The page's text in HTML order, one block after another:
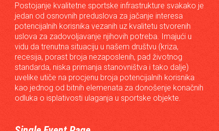
Postojanje kvalitetne sportske infrastrukture svakako je
jedan od osnovnih preduslova za jačanje interesa
potencijalnih korisnika vezanih uz kvalitetu stvorenih
uslova za zadovoljavanje njihovih potreba. Imajući u
vidu da trenutna situaciju u našem društvu (kriza,
recesija, porast broja nezaposlenih, pad životnog
standarda, niska primanja stanovništva i tako dalje)
uvelike utiče na procjenu broja potencijalnih korisnika
kao jednog od bitnih elemenata za donošenje konačnih
odluka o isplativosti ulaganja u sportske objekte.